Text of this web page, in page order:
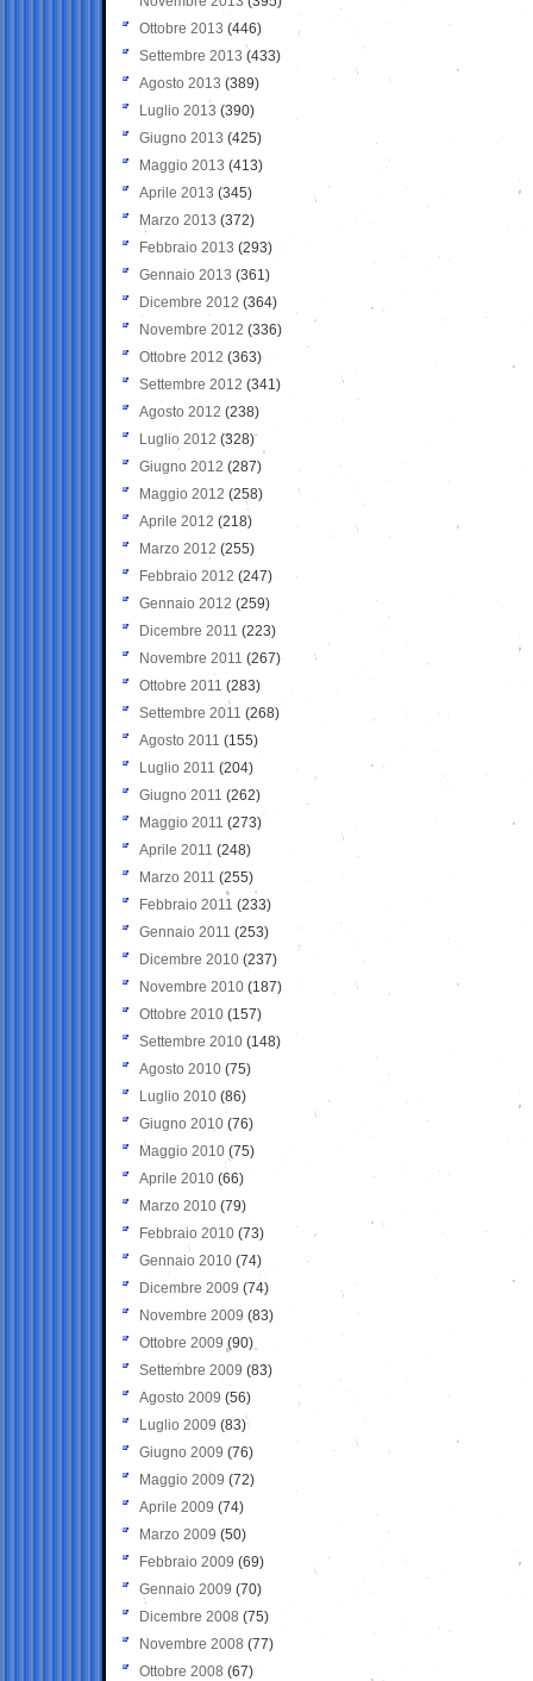
Ottobre 2013 (446)
Settembre 2013 (433)
Agosto 2013 (389)
Luglio 2013 (390)
Giugno 2013 (425)
Maggio 2013 (413)
Aprile 2013 (345)
Marzo 2013 (372)
Febbraio 2013 (293)
Gennaio 2013 (361)
Dicembre 2012 (364)
Novembre 2012 (336)
Ottobre 2012 (363)
Settembre 2012 (341)
Agosto 2012 (238)
Luglio 2012 (328)
Giugno 2012 (287)
Maggio 2012 (258)
Aprile 2012 (218)
Marzo 2012 (255)
Febbraio 2012 (247)
Gennaio 2012 (259)
Dicembre 2011 (223)
Novembre 2011 (267)
Ottobre 2011 (283)
Settembre 2011 (268)
Agosto 2011 (155)
Luglio 2011 (204)
Giugno 2011 (262)
Maggio 2011 (273)
Aprile 2011 (248)
Marzo 2011 (255)
Febbraio 2011 (233)
Gennaio 2011 (253)
Dicembre 2010 (237)
Novembre 2010 (187)
Ottobre 2010 (157)
Settembre 2010 (148)
Agosto 2010 (75)
Luglio 2010 (86)
Giugno 2010 (76)
Maggio 2010 (75)
Aprile 2010 (66)
Marzo 2010 (79)
Febbraio 2010 (73)
Gennaio 2010 (74)
Dicembre 2009 (74)
Novembre 2009 (83)
Ottobre 2009 (90)
Settembre 2009 (83)
Agosto 2009 (56)
Luglio 2009 (83)
Giugno 2009 (76)
Maggio 2009 (72)
Aprile 2009 (74)
Marzo 2009 (50)
Febbraio 2009 (69)
Gennaio 2009 (70)
Dicembre 2008 (75)
Novembre 2008 (77)
Ottobre 2008 (67)